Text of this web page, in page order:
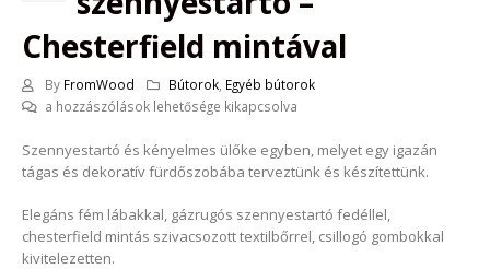
Chesterfield mintával
By FromWood Bútorok Egyéb bútorok
Elegáns
szennyestartó
–
mintával
bejegyzéshez
a hozzászólások lehetősége kikapcsolva
Szennyestartó és kényelmes ülőke egyben, melyet egy igazán
tágas és dekoratív fürdőszobába terveztünk és készítettünk.
Elegáns fém lábakkal, gázrugós szennyestartó fedéllel,
chesterfield mintás szivacsozott textilbőrrel, csillogó gombokkal
kivitelezetten.